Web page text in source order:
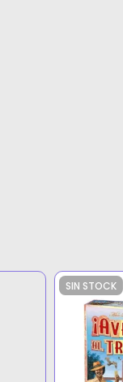
SIN STOCK